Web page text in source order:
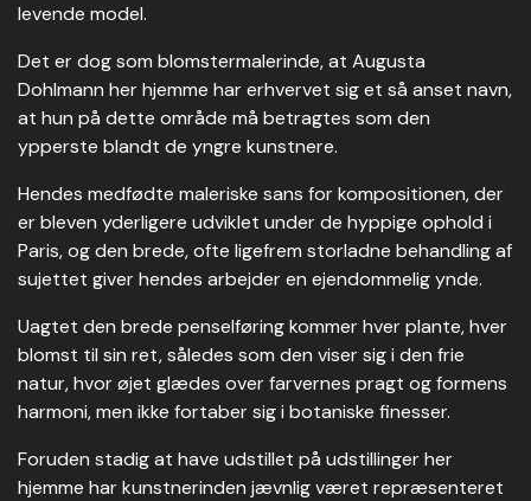
levende model.
Det er dog som blomstermalerinde, at Augusta
Dohlmann her hjemme har erhvervet sig et så anset navn,
at hun på dette område må betragtes som den
ypperste blandt de yngre kunstnere.
Hendes medfødte maleriske sans for kompositionen, der
er bleven yderligere udviklet under de hyppige ophold i
Paris, og den brede, ofte ligefrem storladne behandling af
sujettet giver hendes arbejder en ejendommelig ynde.
Uagtet den brede penselføring kommer hver plante, hver
blomst til sin ret, således som den viser sig i den frie
natur, hvor øjet glædes over farvernes pragt og formens
harmoni, men ikke fortaber sig i botaniske finesser.
Foruden stadig at have udstillet på udstillinger her
hjemme har kunstnerinden jævnlig været repræsenteret